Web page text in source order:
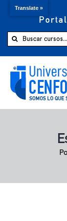
Buscar:
Comprar
Translate »